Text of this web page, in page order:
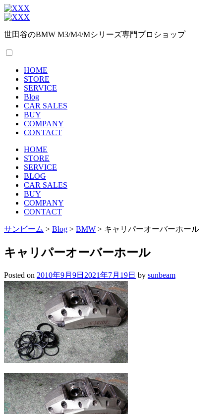
世田谷のBMW M3/M4/Mシリーズ専門プロショップ
HOME
STORE
SERVICE
Blog
CAR SALES
BUY
COMPANY
CONTACT
HOME
STORE
SERVICE
BLOG
CAR SALES
BUY
COMPANY
CONTACT
サンビーム > Blog > BMW > キャリパーオーバーホール
キャリパーオーバーホール
Posted on 2010年9月9日 2021年7月19日 by sunbeam